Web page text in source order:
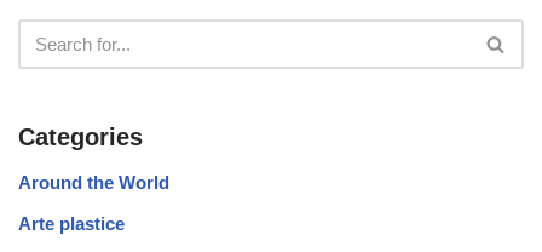
Categories
Around the World
Arte plastice